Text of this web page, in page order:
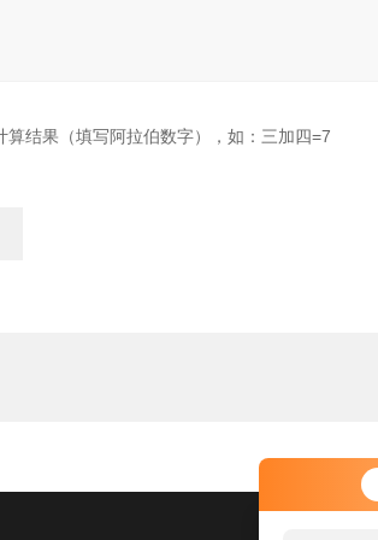
算结果（填写阿拉伯数字），如：三加四=7